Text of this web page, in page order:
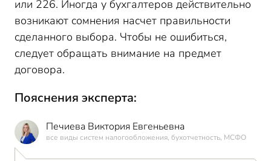
или 226. Иногда у бухгалтеров действительно
возникают сомнения насчет правильности
сделанного выбора. Чтобы не ошибиться,
следует обращать внимание на предмет
договора.
Пояснения эксперта:
Печиева Виктория Евгеньевна
все виды систем налогообложения, бухотчетность, МСФО